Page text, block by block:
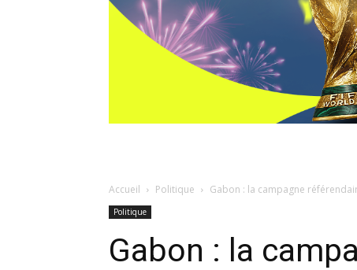
Accueil Politique Gabon : la campagne
Politique
Gabon : la